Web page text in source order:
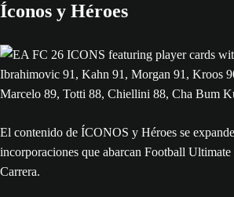
Íconos y Héroes
El contenido de ÍCONOS y Héroes se
incorporaciones que abarcan Football
Carrera.